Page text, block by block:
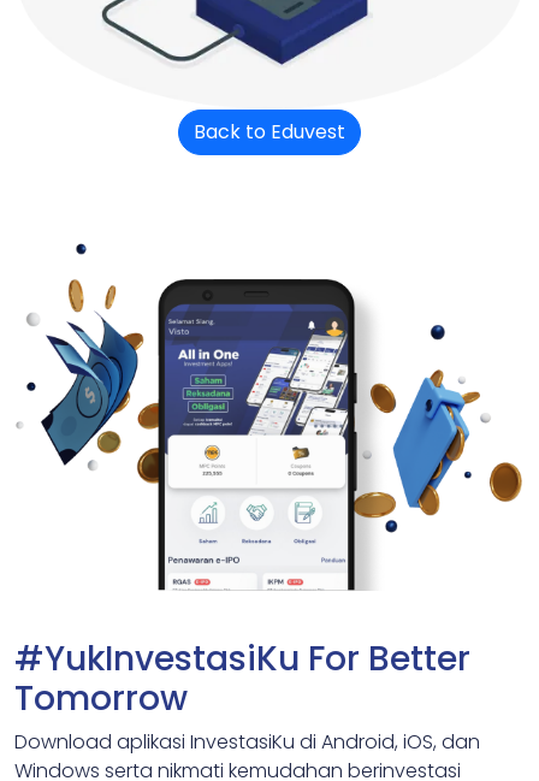
Back to Eduvest
#YukInvestasiKu For Better
Tomorrow
Download aplikasi InvestasiKu di Android, iOS, dan
Windows serta nikmati kemudahan berinvestasi